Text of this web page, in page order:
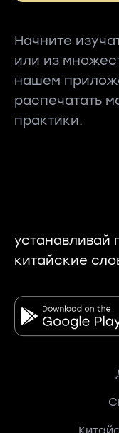
Начните
или из
нашем
распечатать
практики.
устанавливай
китайские